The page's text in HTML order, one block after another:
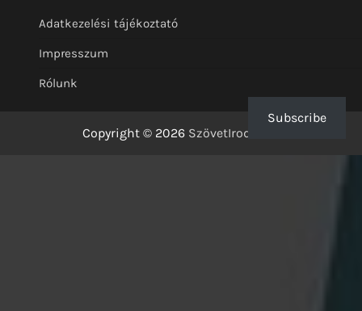
Adatkezelési tájékoztató
Impresszum
Rólunk
Copyright © 2026 SzövetIrodalom
Subscribe